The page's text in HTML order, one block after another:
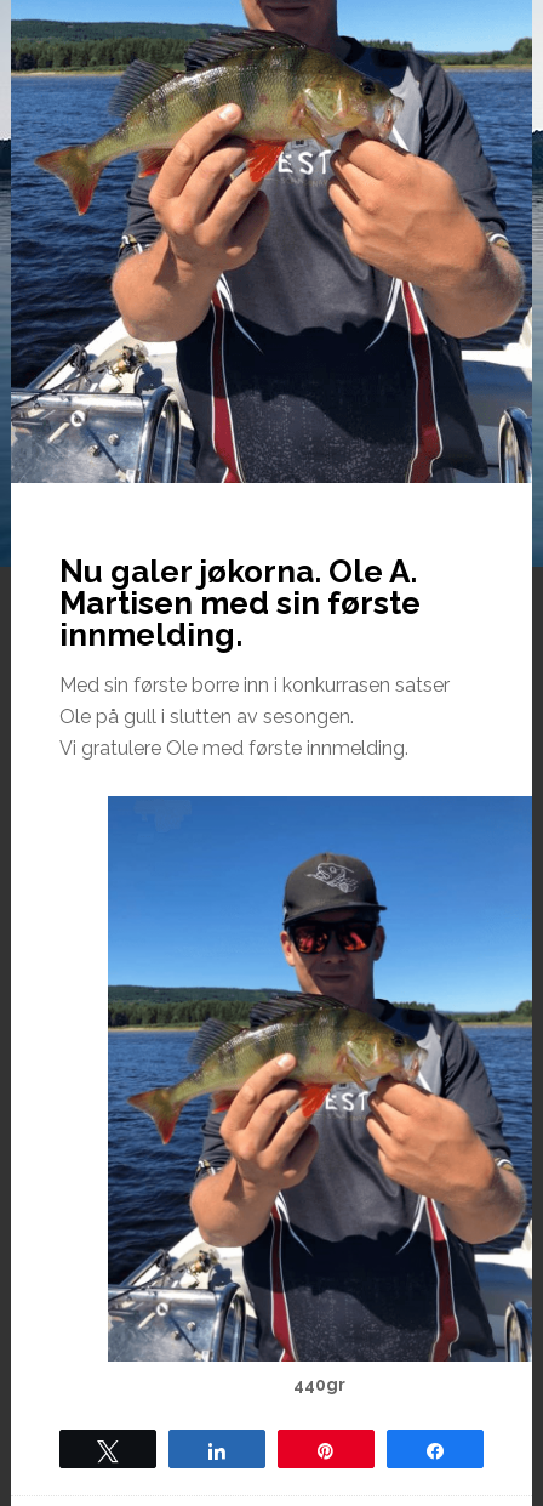
Nu galer jøkorna. Ole A.
Martisen med sin første
innmelding.
Med sin første borre inn i konkurrasen satser
Ole på gull i slutten av sesongen.
Vi gratulere Ole med første innmelding.
440gr